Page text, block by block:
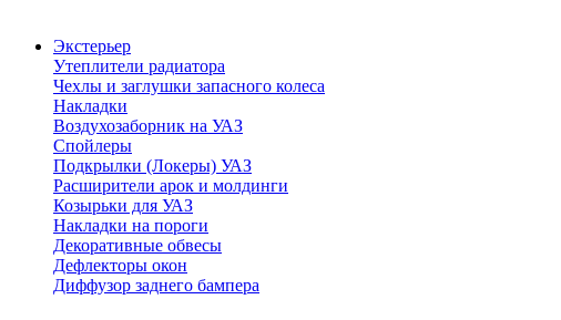
Экстерьер
Утеплители радиатора
Чехлы и заглушки запасного колеса
Накладки
Воздухозаборник на УАЗ
Спойлеры
Подкрылки (Локеры) УАЗ
Расширители арок и молдинги
Козырьки для УАЗ
Накладки на пороги
Декоративные обвесы
Дефлекторы окон
Диффузор заднего бампера